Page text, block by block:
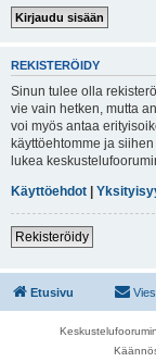
REKISTERÖIDY
Sinun tulee olla
vie vain hetken, mutta
voi myös antaa
käyttöehtomme ja
lukea
Käyttöehdot |
Rekisteröidy
Etusivu